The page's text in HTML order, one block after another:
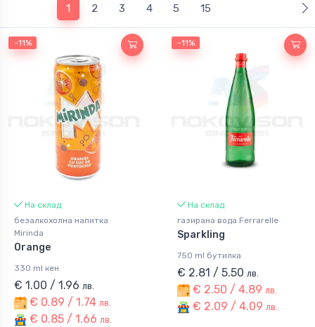
1 (current)
2 3 4 5 15
-11%
На склад
безалкохолна напитка
Mirinda
Orange
330 ml кен
€ 1.00 / 1.96 лв.
€ 0.89 / 1.74 лв.
€ 0.85 / 1.66 лв.
-11%
На склад
газирана вода Ferrarelle
Sparkling
750 ml бутилка
€ 2.81 / 5.50 лв.
€ 2.50 / 4.89 лв.
€ 2.09 / 4.09 лв.